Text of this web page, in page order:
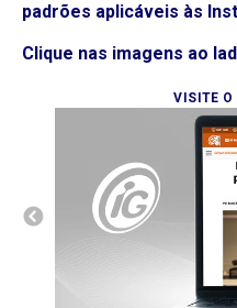
padrões aplicáveis às
Clique nas imagens ao
VISITE O